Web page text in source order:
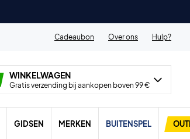
Cadeaubon
Over ons Hulp?
WINKELWAGEN
Gratis verzending bij aankopen boven 99 €
GIDSEN MERKEN BUITENSPEL